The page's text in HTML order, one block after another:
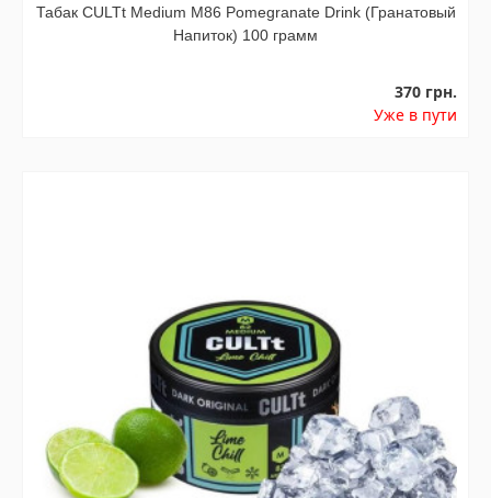
Табак CULTt Medium M86 Pomegranate Drink (Гранатовый
Напиток) 100 грамм
370 грн.
Уже в пути